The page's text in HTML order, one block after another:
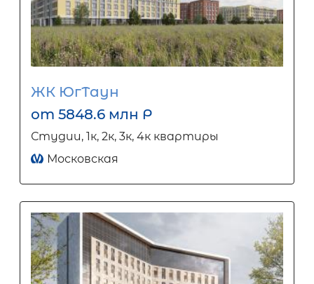
ЖК ЮгТаун
от 5848.6 млн Р
Студии, 1к, 2к, 3к, 4к квартиры
Московская